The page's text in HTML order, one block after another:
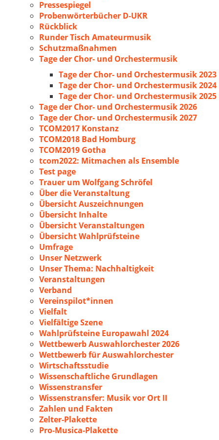
Pressespiegel
Probenwörterbücher D-UKR
Rückblick
Runder Tisch Amateurmusik
Schutzmaßnahmen
Tage der Chor- und Orchestermusik
Tage der Chor- und Orchestermusik 2023
Tage der Chor- und Orchestermusik 2024
Tage der Chor- und Orchestermusik 2025
Tage der Chor- und Orchestermusik 2026
Tage der Chor- und Orchestermusik 2027
TCOM2017 Konstanz
TCOM2018 Bad Homburg
TCOM2019 Gotha
tcom2022: Mitmachen als Ensemble
Test page
Trauer um Wolfgang Schröfel
Über die Veranstaltung
Übersicht Auszeichnungen
Übersicht Inhalte
Übersicht Veranstaltungen
Übersicht Wahlprüfsteine
Umfrage
Unser Netzwerk
Unser Thema: Nachhaltigkeit
Veranstaltungen
Verband
Vereinspilot*innen
Vielfalt
Vielfältige Szene
Wahlprüfsteine Europawahl 2024
Wettbewerb Auswahlorchester 2026
Wettbewerb für Auswahlorchester
Wirtschaftsstudie
Wissenschaftliche Grundlagen
Wissenstransfer
Wissenstransfer: Musik vor Ort II
Zahlen und Fakten
Zelter-Plakette
Pro-Musica-Plakette